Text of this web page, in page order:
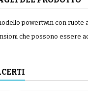
powertwin con ruote
che possono essere